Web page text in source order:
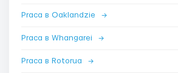
Praca в Oaklandzie →
Praca в Whangarei →
Praca в Rotorua →